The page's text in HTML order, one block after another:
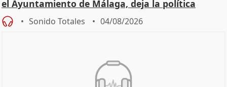
el Ayuntamiento de Málaga, deja la política
Sonido Totales 04/08/2026